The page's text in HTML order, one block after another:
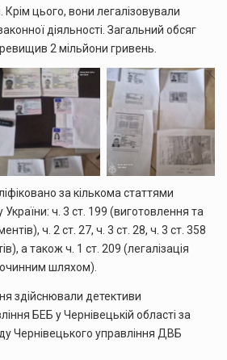
цього, вони легалізовували
діяльності. Загальний обсяг
2 мільйони гривень.
за кількома статтями
ч. 3 ст. 199 (виготовлення та
ч. 2 ст. 27, ч. 3 ст. 28, ч. 3 ст. 358
а також ч. 1 ст. 209 (легалізація
шляхом).
здійснювали детективи
БЕБ у Чернівецькій області за
Чернівецького управління ДВБ